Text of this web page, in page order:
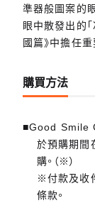
準器般圖案的
眼中散發出的
國篇》中擔任
購買方法
■Good Smile
於預購期
購。（※）
※付款及收
條款。